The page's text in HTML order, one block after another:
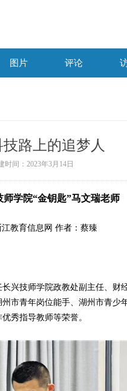
图片 评论
路上的追梦人
学院“金钥匙”马文瑞老师
教育信息网 作者： 蔡臻
兴技师学院政教处副主任、财
市青年岗位能手、湖州市青少
秀指导教师等荣誉。
时间： 2023年3月14日